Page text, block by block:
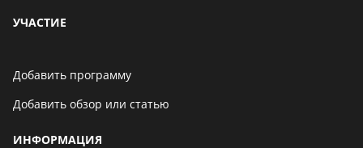
УЧАСТИЕ
Добавить программу
Добавить обзор или статью
ИНФОРМАЦИЯ